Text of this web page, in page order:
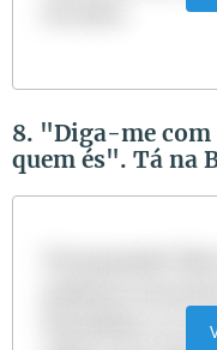
8. "Diga-me com
quem és". Tá na
Provérbios